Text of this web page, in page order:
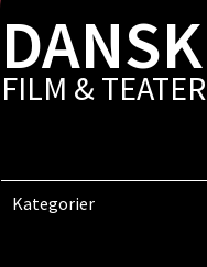
DANSK
FILM & TEATER
Kategorier